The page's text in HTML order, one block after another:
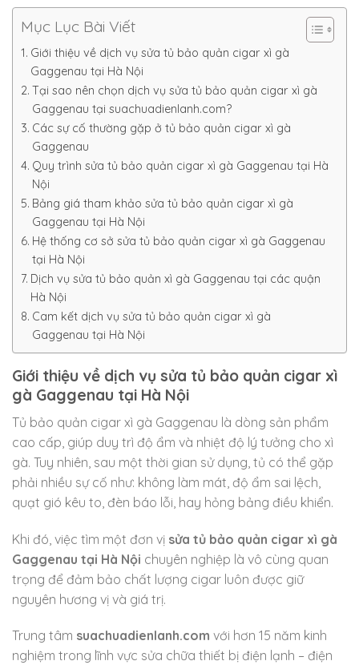
Mục Lục Bài Viết
Giới thiệu về dịch vụ sửa tủ bảo quản cigar xì gà
Gaggenau tại Hà Nội
Tại sao nên chọn dịch vụ sửa tủ bảo quản cigar xì gà
Gaggenau tại suachuadienlanh.com?
Các sự cố thường gặp ở tủ bảo quản cigar xì gà
Gaggenau
Quy trình sửa tủ bảo quản cigar xì gà Gaggenau tại Hà
Nội
Bảng giá tham khảo sửa tủ bảo quản cigar xì gà
Gaggenau tại Hà Nội
Hệ thống cơ sở sửa tủ bảo quản cigar xì gà Gaggenau
tại Hà Nội
Dịch vụ sửa tủ bảo quản xì gà Gaggenau tại các quận
Hà Nội
Cam kết dịch vụ sửa tủ bảo quản cigar xì gà
Gaggenau tại Hà Nội
Giới thiệu về dịch vụ sửa tủ bảo quản cigar xì
gà Gaggenau tại Hà Nội
Tủ bảo quản cigar xì gà Gaggenau là dòng sản phẩm
cao cấp, giúp duy trì độ ẩm và nhiệt độ lý tưởng cho xì
gà. Tuy nhiên, sau một thời gian sử dụng, tủ có thể gặp
phải nhiều sự cố như: không làm mát, độ ẩm sai lệch,
quạt gió kêu to, đèn báo lỗi, hay hỏng bảng điều khiển.
Khi đó, việc tìm một đơn vị sửa tủ bảo quản cigar xì gà
Gaggenau tại Hà Nội chuyên nghiệp là vô cùng quan
trọng để đảm bảo chất lượng cigar luôn được giữ
nguyên hương vị và giá trị.
Trung tâm suachuadienlanh.com với hơn 15 năm kinh
nghiệm trong lĩnh vực sửa chữa thiết bị điện lạnh – điện